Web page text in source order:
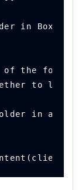
in Box by
the folder
to list
in a